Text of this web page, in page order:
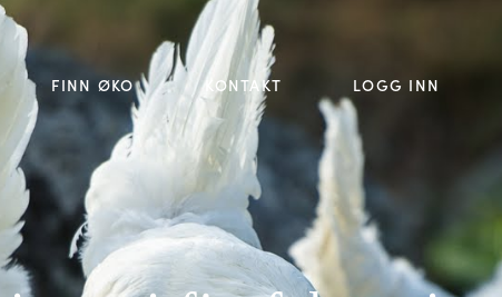
FINN ØKO KONTAKT LOGG INN